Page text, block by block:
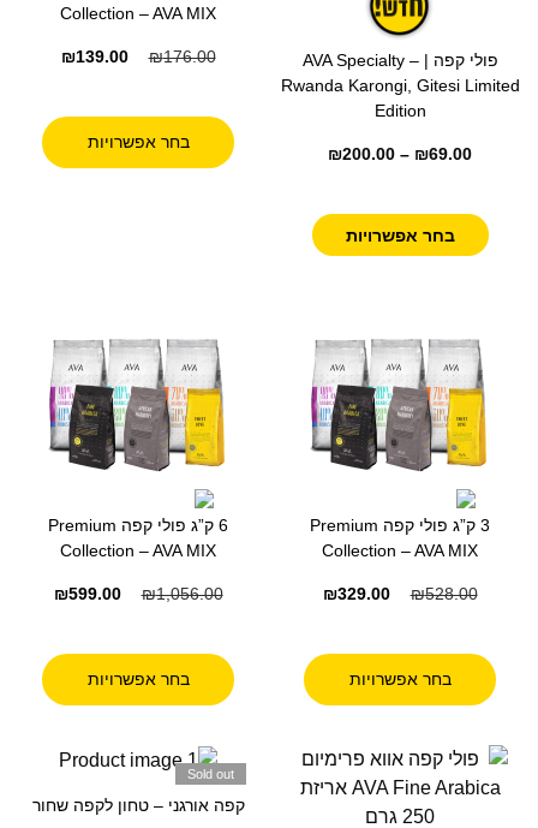
פולי קפה | AVA Specialty –
Rwanda Karongi, Gitesi Limited
Edition
₪69.00
–
₪200.00
בחר אפשרויות
Collection – AVA MIX
₪176.00
₪139.00
בחר אפשרויות
3 ק”ג פולי קפה Premium
Collection – AVA MIX
₪528.00
₪329.00
בחר אפשרויות
6 ק”ג פולי קפה Premium
Collection – AVA MIX
₪1,056.00
₪599.00
בחר אפשרויות
Sold out
קפה אורגני – טחון לקפה שחור